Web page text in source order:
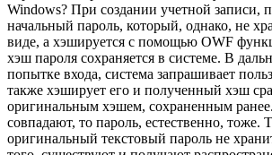
Windows? При создании учетной записи,
начальный пароль, который, однако, не
виде, а хэшируется с помощью OWF
хэш пароля сохраняется в системе. В
попытке входа, система запрашивает
также хэширует его и полученный хэш
оригинальным хэшем, сохраненным
совпадают, то пароль, естественно, тоже.
оригинальный текстовый пароль не